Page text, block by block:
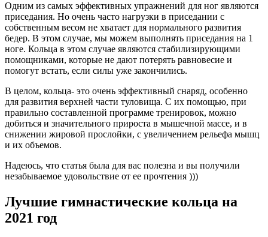
Одним из самых эффективных упражнений для ног являются
приседания. Но очень часто нагрузки в приседании с
собственным весом не хватает для нормального развития
бедер. В этом случае, мы можем выполнять приседания на 1
ноге. Кольца в этом случае являются стабилизирующими
помощниками, которые не дают потерять равновесие и
помогут встать, если силы уже закончились.
В целом, кольца- это очень эффективный снаряд, особенно
для развития верхней части туловища. С их помощью, при
правильно составленной программе тренировок, можно
добиться и значительного прироста в мышечной массе, и в
снижении жировой прослойки, с увеличением рельефа мышц
и их объемов.
Надеюсь, что статья была для вас полезна и вы получили
незабываемое удовольствие от ее прочтения )))
Лучшие гимнастические кольца на
2021 год